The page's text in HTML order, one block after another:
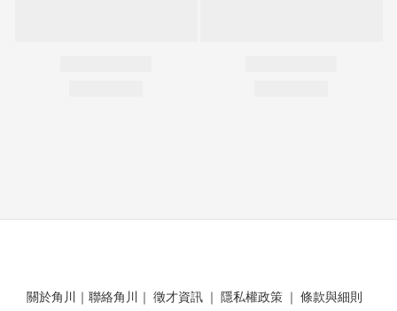
關於角川 ｜ 聯絡角川 ｜ 徵才資訊 ｜ 隱私權政策 ｜ 條款與細則